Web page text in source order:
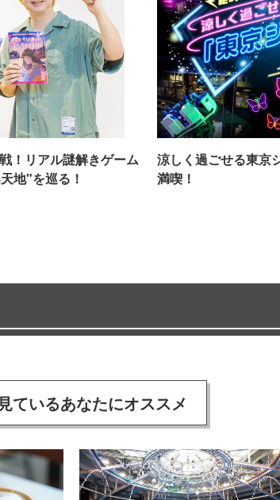
！リアル謎解きゲーム
地"を巡る！
涼しく過ごせる東京
満喫！
ているあなたにオススメ